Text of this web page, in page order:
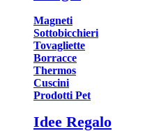
Magneti
Sottobicchieri
Tovagliette
Borracce
Thermos
Cuscini
Prodotti Pet
Idee Regalo